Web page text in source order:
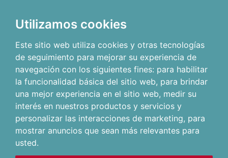
Utilizamos cookies
Este sitio web utiliza cookies y otras tecnologías
de seguimiento para mejorar su experiencia de
navegación con los siguientes fines: para habilitar
la funcionalidad básica del sitio web, para brindar
una mejor experiencia en el sitio web, medir su
interés en nuestros productos y servicios y
personalizar las interacciones de marketing, para
mostrar anuncios que sean más relevantes para
usted.